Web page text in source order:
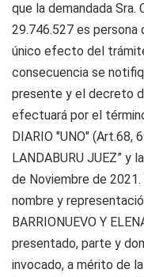
que la demandada Sra.
29.746.527 es persona
único efecto del
consecuencia se
presente y el decreto
efectuará por el
DIARIO "UNO" (Art.68,
LANDABURU JUEZ” y
de Noviembre de 2021.
nombre y
BARRIONUEVO Y
presentado, parte y
invocado, a mérito de